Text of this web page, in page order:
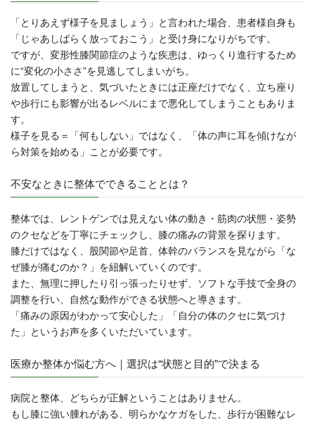
「とりあえず様子を見ましょう」と言われた場合、患者様自身も
「じゃあしばらく放っておこう」と受け身になりがちです。
ですが、変形性膝関節症のような疾患は、ゆっくり進行するため
に“変化の小ささ”を見逃してしまいがち。
放置してしまうと、気づいたときには正座だけでなく、立ち座り
や歩行にも影響が出るレベルにまで悪化してしまうこともありま
す。
様子を見る＝「何もしない」ではなく、「体の声に耳を傾けなが
ら対策を始める」ことが必要です。
不安なときに整体でできることとは？
整体では、レントゲンでは見えない体の動き・筋肉の状態・姿勢
のクセなどを丁寧にチェックし、膝の痛みの背景を探ります。
膝だけではなく、股関節や足首、体幹のバランスを見ながら「な
ぜ膝が痛むのか？」を紐解いていくのです。
また、無理に押したり引っ張ったりせず、ソフトな手技で全身の
調整を行い、自然な動作ができる状態へと導きます。
「痛みの原因がわかって安心した」「自分の体のクセに気づけ
た」というお声を多くいただいています。
医療か整体か悩む方へ｜選択は“状態と目的”で決まる
病院と整体、どちらが正解ということはありません。
もし膝に強い腫れがある、明らかなケガをした、歩行が困難なレ